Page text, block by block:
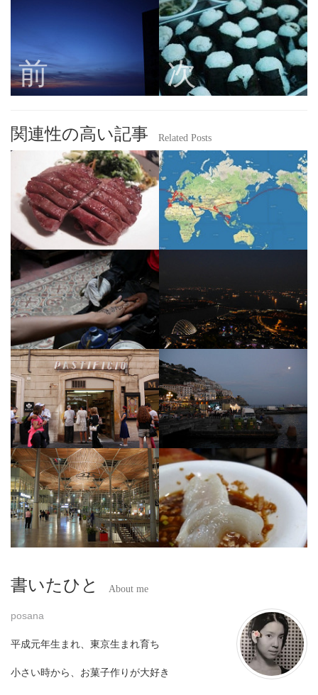
前 次
関連性の高い記事 Related Posts
書いたひと About me
posana
平成元年生まれ、東京生まれ育ち
小さい時から、お菓子作りが大好き